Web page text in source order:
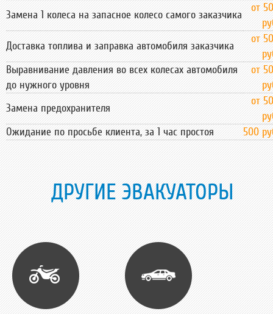
Замена 1 колеса на запасное колесо самого заказчика
от
Доставка топлива и заправка автомобиля заказчика
от
Выравнивание давления во всех колесах автомобиля
до нужного уровня
от
Замена предохранителя
от
Ожидание по просьбе клиента, за 1 час простоя
500
ДРУГИЕ ЭВАКУАТОРЫ